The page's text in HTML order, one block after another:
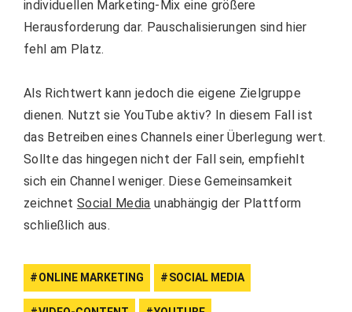
individuellen Marketing-Mix eine größere
Herausforderung dar. Pauschalisierungen sind hier
fehl am Platz.
Als Richtwert kann jedoch die eigene Zielgruppe
dienen. Nutzt sie YouTube aktiv? In diesem Fall ist
das Betreiben eines Channels einer Überlegung wert.
Sollte das hingegen nicht der Fall sein, empfiehlt
sich ein Channel weniger. Diese Gemeinsamkeit
zeichnet Social Media unabhängig der Plattform
schließlich aus.
ONLINE MARKETING SOCIAL MEDIA